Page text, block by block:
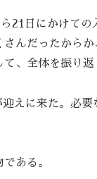
21日にかけて
んだったから
、全体を振り
えに来た。必
ある。